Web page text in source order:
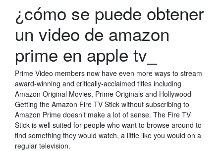
¿cómo se puede obtener
un video de amazon
prime en apple tv_
Prime Video members now have even more ways to stream
award-winning and critically-acclaimed titles including
Amazon Original Movies, Prime Originals and Hollywood
Getting the Amazon Fire TV Stick without subscribing to
Amazon Prime doesn’t make a lot of sense. The Fire TV
Stick is well suited for people who want to browse around to
find something they would watch, a little like you would on a
regular television.